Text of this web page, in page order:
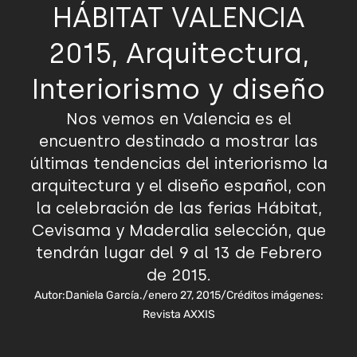
HÁBITAT VALENCIA
2015, Arquitectura,
Interiorismo y diseño
Nos vemos en Valencia es el
encuentro destinado a mostrar las
últimas tendencias del interiorismo la
arquitectura y el diseño español, con
la celebración de las ferias Hábitat,
Cevisama y Maderalia selección, que
tendrán lugar del 9 al 13 de Febrero
de 2015.
Autor:Daniela García./enero 27, 2015/Créditos imágenes:
Revista AXXIS